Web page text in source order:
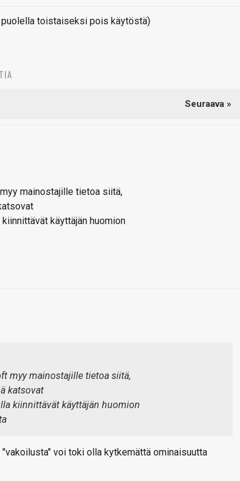
toistaiseksi pois käytöstä)
Seuraava »
mainostajille tietoa siitä,
käyttäjän huomion
myy mainostajille tietoa siitä,
katsovat
kiinnittävät käyttäjän huomion
voi toki olla kytkemättä ominaisuutta